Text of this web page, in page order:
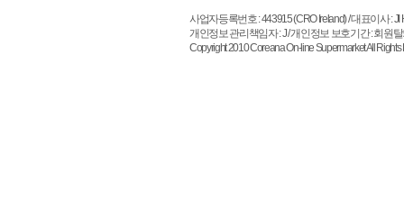
사업자등록번호 : 443915 (CRO Ireland)/ 대표이사 : JI
개인정보 관리책임자 : J / 개인정보 보호기간 : 회원
Copyright 2010 Coreana On-line Supermarket All